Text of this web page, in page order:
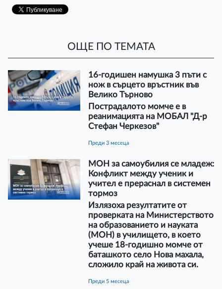
ОЩЕ ПО ТЕМАТА
16-годишен намушка 3 пъти с
нож в сърцето връстник във
Велико Търново
Пострадалото момче е в
реанимацията на МОБАЛ "Д-р
Стефан Черкезов"
преди 3 месеца
МОН за самоубилия се младеж:
Конфликт между ученик и
учител е прераснал в системен
тормоз
Излязоха резултатите от
проверката на Министерството
на образованието и науката
(МОН) в училището, в което
учеше 18-годишно момче от
баташкото село Нова махала,
сложило край на живота си.
преди 5 месеца